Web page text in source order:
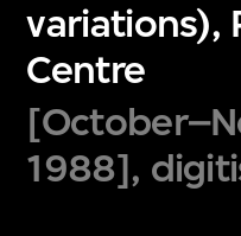
variations),
Centre
1988],